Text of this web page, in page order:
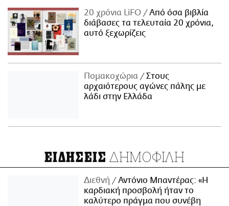
20 χρόνια LiFO
Από όσα βιβλία
διάβασες τα τελευταία 20 χρόνια,
αυτό ξεχωρίζεις
Πομακοχώρια
Στους
αρχαιότερους αγώνες πάλης με
λάδι στην Ελλάδα
ΕΙΔΗΣΕΙΣ ΔΗΜΟΦΙΛΗ
Διεθνή
Αντόνιο Μπαντέρας: «Η
καρδιακή προσβολή ήταν το
καλύτερο πράγμα που συνέβη